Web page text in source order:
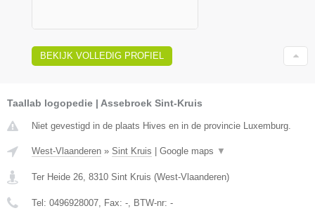
BEKIJK VOLLEDIG PROFIEL
Taallab logopedie | Assebroek Sint-Kruis
Niet gevestigd in de plaats Hives en in de provincie Luxemburg.
West-Vlaanderen » Sint Kruis | Google maps ▼
Ter Heide 26 8310 Sint Kruis (West-Vlaanderen)
Tel: 0496928007 , Fax: - , BTW-nr: -